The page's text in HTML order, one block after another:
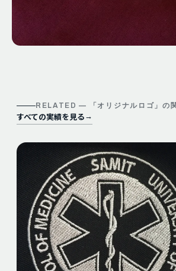
RELATED — 「 オリジナルロゴ 」の
すべての実績を見る →